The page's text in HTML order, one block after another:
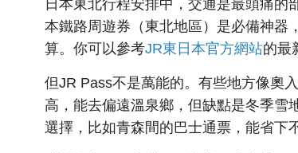
日本東北行程安排中，交通是最頭痛的
本鐵路周遊券（東北地區）是必備神器
算。你可以參考JR東日本官方網站的最
但JR Pass不是萬能的。有些地方像奧
高，能去偏遠溫泉鄉，但缺點是冬季雪
選擇，比如青森間的巴士通票，能省下